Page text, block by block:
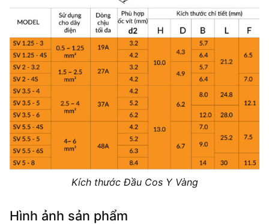
Kích thước Đầu Cos Y Vàng
Hình ảnh sản phẩm